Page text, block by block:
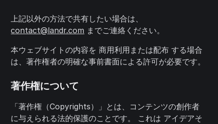
上記以外の方法で共有したい場合は、
contact@landr.com までご連絡ください。
本ウェブサイトの内容を 商用利用または配布 する場合
は、著作権者の明確な事前書面による許可が必要です。
著作権について
「著作権（Copyrights）」とは、コンテンツの創作者
に与えられる法的保護のことです。 これは アイデアそ